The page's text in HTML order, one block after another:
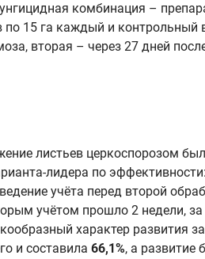
комбинация –
15 га каждый и
вторая – через 27 дней
листьев церкоспорозом
лидера по эффективности:
учёта перед второй
учётом прошло 2 недели, за
характер
и составила 66,1%, а развитие